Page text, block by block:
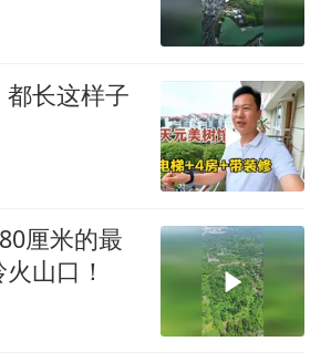
长这样子
厘米的最
山口！